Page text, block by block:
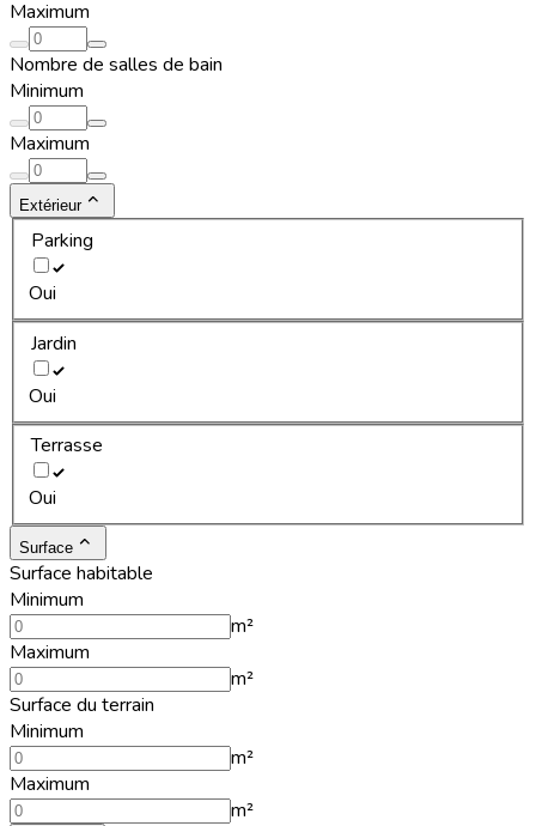
Maximum
Nombre de salles de bain
Minimum
Maximum
Extérieur
Parking
Oui
Jardin
Oui
Terrasse
Oui
Surface
Surface habitable
Minimum
m²
Maximum
m²
Surface du terrain
Minimum
m²
Maximum
m²